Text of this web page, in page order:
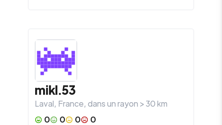
mikl.53
Laval, France, dans un rayon >30km
0
0 0
0